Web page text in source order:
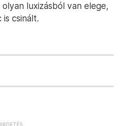
luxizásból van elege,
csinált.